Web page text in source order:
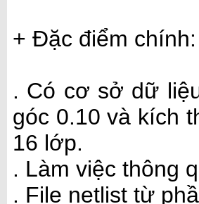
+ Đặc điểm chính:
. Có cơ sở dữ
góc 0.10 và kích
16 lớp.
. Làm việc thông
. File netlist từ